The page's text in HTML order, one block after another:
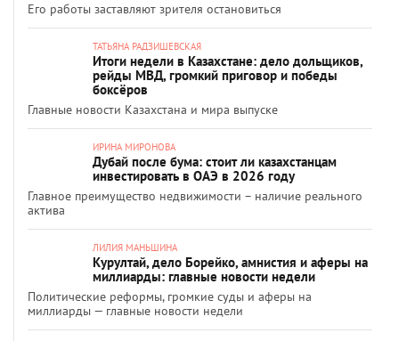
Его работы заставляют зрителя остановиться
ТАТЬЯНА РАДЗИШЕВСКАЯ
Итоги недели в Казахстане: дело дольщиков,
рейды МВД, громкий приговор и победы
боксёров
Главные новости Казахстана и мира выпуске
ИРИНА МИРОНОВА
Дубай после бума: стоит ли казахстанцам
инвестировать в ОАЭ в 2026 году
Главное преимущество недвижимости – наличие реального
актива
ЛИЛИЯ МАНЬШИНА
Курултай, дело Борейко, амнистия и аферы на
миллиарды: главные новости недели
Политические реформы, громкие суды и аферы на
миллиарды — главные новости недели